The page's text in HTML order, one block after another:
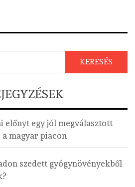
előnyt egy jól megválasztott
a magyar piacon
szedett gyógynövényekből